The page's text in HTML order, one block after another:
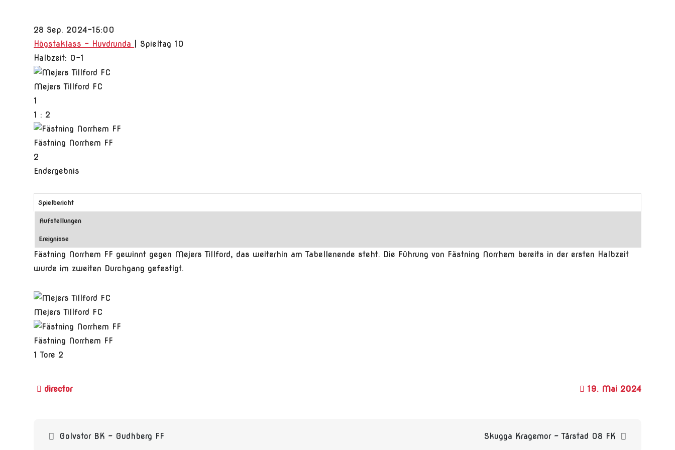
28 Sep. 2024-15:00
Högstaklass - Huvdrunda
| Spieltag 10
Halbzeit: 0-1
Mejers Tillford FC
1
1 : 2
Fästning Norrhem FF
2
Endergebnis
Spielbericht
Aufstellungen
Ereignisse
Fästning Norrhem FF gewinnt gegen Mejers Tillford, das weiterhin am Tabellenende steht. Die Führung von Fästning Norrhem bereits in der ersten Halbzeit
wurde im zweiten Durchgang gefestigt.
Mejers Tillford FC
Fästning Norrhem FF
1 Tore 2
19. Mai 2024
Beitragsnavigation
Golvstor BK – Gudhberg FF Skugga Kragemor – Tårstad 08 FK